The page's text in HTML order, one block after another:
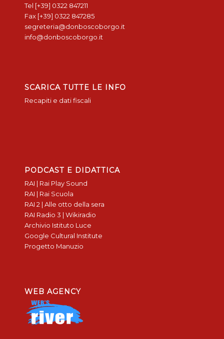
Tel [+39] 0322 847211
Fax [+39] 0322 847285
segreteria@donboscoborgo.it
info@donboscoborgo.it
SCARICA TUTTE LE INFO
Recapiti e dati fiscali
PODCAST E DIDATTICA
RAI | Rai Play Sound
RAI | Rai Scuola
RAI 2 | Alle otto della sera
RAI Radio 3 | Wikiradio
Archivio Istituto Luce
Google Cultural Institute
Progetto Manuzio
WEB AGENCY